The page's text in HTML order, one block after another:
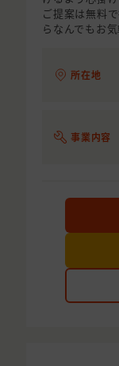
ご提案は無料
らなんでもお
所在地
事業内容